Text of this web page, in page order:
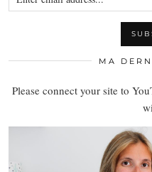
MA
Please connect your site to